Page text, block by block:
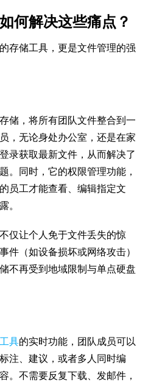
何解决这些痛点？
存储工具，更是文件管理的强
储，将所有团队文件整合到一
，无论身处办公室，还是在家
录获取最新文件，从而解决了
。同时，它的权限管理功能，
员工才能查看、编辑指定文
。
仅让个人免于文件丢失的惊
件（如设备损坏或网络攻击）
不再受到地域限制与单点硬盘
具的实时功能，团队成员可以
注、建议，或者多人同时编
。不需要反复下载、发邮件，